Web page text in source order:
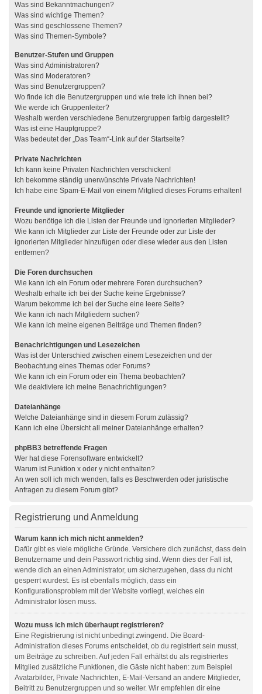
Was sind Bekanntmachungen?
Was sind wichtige Themen?
Was sind geschlossene Themen?
Was sind Themen-Symbole?
Benutzer-Stufen und Gruppen
Was sind Administratoren?
Was sind Moderatoren?
Was sind Benutzergruppen?
Wo finde ich die Benutzergruppen und wie trete ich ihnen bei?
Wie werde ich Gruppenleiter?
Weshalb werden verschiedene Benutzergruppen farbig dargestellt?
Was ist eine Hauptgruppe?
Was bedeutet der „Das Team“-Link auf der Startseite?
Private Nachrichten
Ich kann keine Privaten Nachrichten verschicken!
Ich bekomme ständig unerwünschte Private Nachrichten!
Ich habe eine Spam-E-Mail von einem Mitglied dieses Forums erhalten!
Freunde und ignorierte Mitglieder
Wozu benötige ich die Listen der Freunde und ignorierten Mitglieder?
Wie kann ich Mitglieder zur Liste der Freunde oder zur Liste der
ignorierten Mitglieder hinzufügen oder diese wieder aus den Listen
entfernen?
Die Foren durchsuchen
Wie kann ich ein Forum oder mehrere Foren durchsuchen?
Weshalb erhalte ich bei der Suche keine Ergebnisse?
Warum bekomme ich bei der Suche eine leere Seite?
Wie kann ich nach Mitgliedern suchen?
Wie kann ich meine eigenen Beiträge und Themen finden?
Benachrichtigungen und Lesezeichen
Was ist der Unterschied zwischen einem Lesezeichen und der
Beobachtung eines Themas oder Forums?
Wie kann ich ein Forum oder ein Thema beobachten?
Wie deaktiviere ich meine Benachrichtigungen?
Dateianhänge
Welche Dateianhänge sind in diesem Forum zulässig?
Kann ich eine Übersicht all meiner Dateianhänge erhalten?
phpBB3 betreffende Fragen
Wer hat diese Forensoftware entwickelt?
Warum ist Funktion x oder y nicht enthalten?
An wen soll ich mich wenden, falls es Beschwerden oder juristische
Anfragen zu diesem Forum gibt?
Registrierung und Anmeldung
Warum kann ich mich nicht anmelden?
Dafür gibt es viele mögliche Gründe. Versichere dich zunächst, dass dein
Benutzername und dein Passwort richtig sind. Wenn dies der Fall ist,
wende dich an einen Administrator, um sicherzugehen, dass du nicht
gesperrt wurdest. Es ist ebenfalls möglich, dass ein
Konfigurationsproblem mit der Website vorliegt, welches ein
Administrator lösen muss.
Wozu muss ich mich überhaupt registrieren?
Eine Registrierung ist nicht unbedingt zwingend. Die Board-
Administration dieses Forums entscheidet, ob du registriert sein musst,
um Beiträge zu schreiben. Auf jeden Fall erhältst du als registriertes
Mitglied zusätzliche Funktionen, die Gäste nicht haben: zum Beispiel
Avatarbilder, Private Nachrichten, E-Mail-Versand an andere Mitglieder,
Beitritt zu Benutzergruppen und so weiter. Wir empfehlen dir eine